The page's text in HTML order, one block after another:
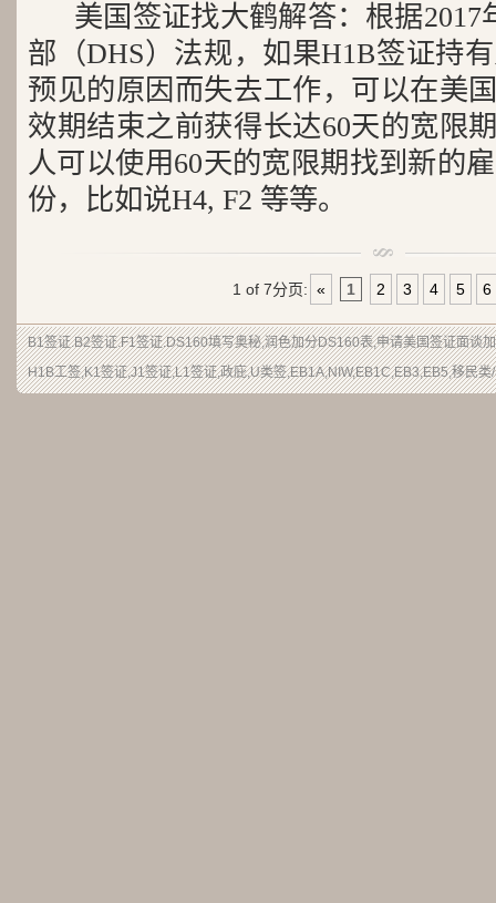
美国签证找大鹤解答：根据
部（DHS）法规，如果H1B签证持
预见的原因而失去工作，可以在美
效期结束之前获得长达60天的宽限
人可以使用60天的宽限期找到新的
份，比如说H4, F2 等等。
1 of 7分页: « 1 2 3 4 5 6
B1签证.B2签证.F1签证.DS160填写奥秘,润色加分DS160表,申请美国签证面谈
H1B工签,K1签证,J1签证,L1签证,政庇,U类签,EB1A,NIW,EB1C,EB3,EB5,移民